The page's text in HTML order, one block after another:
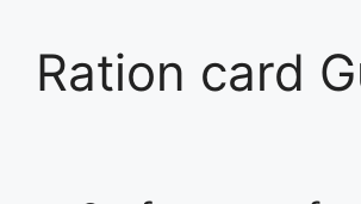
Ration card